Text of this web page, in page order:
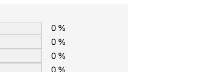
0 %
0 %
0 %
0 %